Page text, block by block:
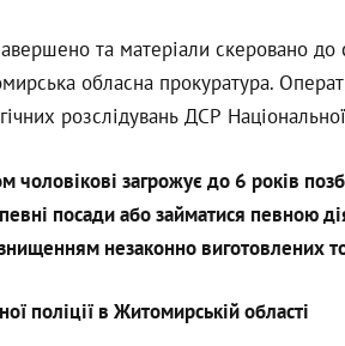
та матеріали скеровано до
обласна прокуратура.
розслідувань ДСР Національної
чоловікові загрожує до 6 років
посади або займатися певною
незаконно виготовлених
поліції в Житомирській області